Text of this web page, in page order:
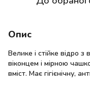
Опис
Велике і стійке відро
віконцем і мірною
вміст. Має гігієнічну,